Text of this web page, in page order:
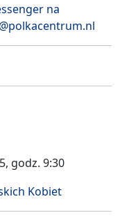
na
godz. 9:30
Kobiet